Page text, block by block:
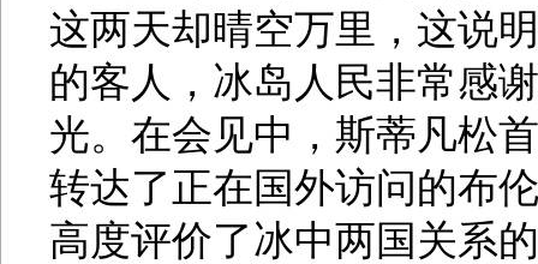
这两天却晴空万里，这说
的客人，冰岛人民非常感
光。在会见中，斯蒂凡松
转达了正在国外访问的布
高度评价了冰中两国关系